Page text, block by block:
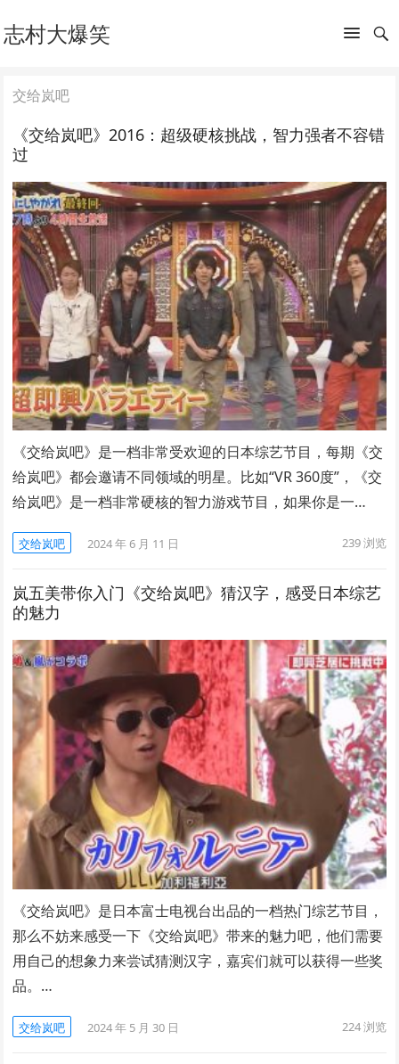
志村大爆笑
交给岚吧
《交给岚吧》2016：超级硬核挑战，智力强者不容错
过
《交给岚吧》是一档非常受欢迎的日本综艺节目，每期《交
给岚吧》都会邀请不同领域的明星。比如“VR 360度”，《交
给岚吧》是一档非常硬核的智力游戏节目，如果你是一…
交给岚吧 2024 年 6 月 11 日 239浏览
岚五美带你入门《交给岚吧》猜汉字，感受日本综艺
的魅力
《交给岚吧》是日本富士电视台出品的一档热门综艺节目，
那么不妨来感受一下《交给岚吧》带来的魅力吧，他们需要
用自己的想象力来尝试猜测汉字，嘉宾们就可以获得一些奖
品。…
交给岚吧 2024 年 5 月 30 日 224浏览